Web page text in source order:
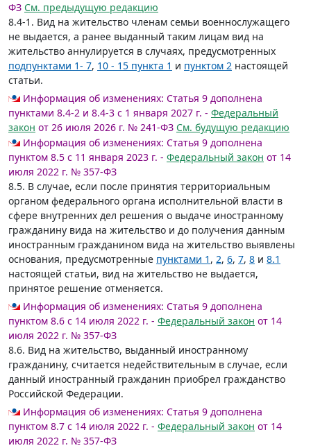
ФЗ См. предыдущую редакцию
8.4-1. Вид на жительство членам семьи военнослужащего
не выдается, а ранее выданный таким лицам вид на
жительство аннулируется в случаях, предусмотренных
подпунктами 1- 7, 10 - 15 пункта 1 и пунктом 2 настоящей
статьи.
Информация об изменениях: Статья 9 дополнена
пунктами 8.4-2 и 8.4-3 с 1 января 2027 г. - Федеральный
закон от 26 июля 2026 г. № 241-ФЗ См. будущую редакцию
Информация об изменениях: Статья 9 дополнена
пунктом 8.5 с 11 января 2023 г. - Федеральный закон от 14
июля 2022 г. № 357-ФЗ
8.5. В случае, если после принятия территориальным
органом федерального органа исполнительной власти в
сфере внутренних дел решения о выдаче иностранному
гражданину вида на жительство и до получения данным
иностранным гражданином вида на жительство выявлены
основания, предусмотренные пунктами 1 , 2, 6, 7, 8 и 8.1
настоящей статьи, вид на жительство не выдается,
принятое решение отменяется.
Информация об изменениях: Статья 9 дополнена
пунктом 8.6 с 14 июля 2022 г. - Федеральный закон от 14
июля 2022 г. № 357-ФЗ
8.6. Вид на жительство, выданный иностранному
гражданину, считается недействительным в случае, если
данный иностранный гражданин приобрел гражданство
Российской Федерации.
Информация об изменениях: Статья 9 дополнена
пунктом 8.7 с 14 июля 2022 г. - Федеральный закон от 14
июля 2022 г. № 357-ФЗ